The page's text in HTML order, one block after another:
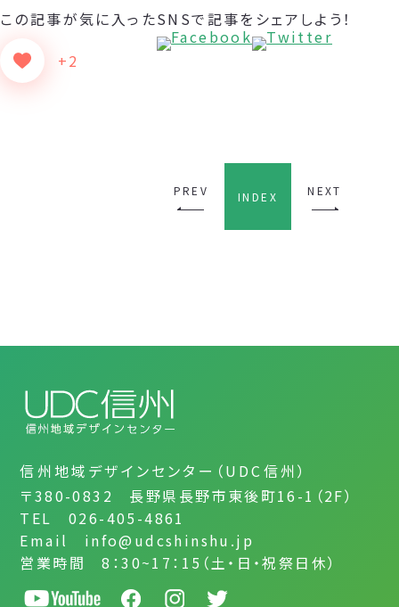
この記事が気に入った
+2
SNSで記事をシェアしよう！
PREV INDEX NEXT
信州地域デザインセンター（UDC信州）
〒380-0832 長野県長野市東後町16-1（2F）
TEL 026-405-4861
Email info@udcshinshu.jp
営業時間 8：30~17：15（土・日・祝祭日休）